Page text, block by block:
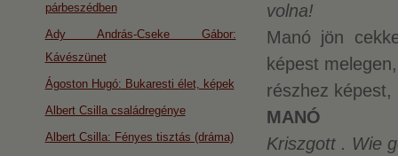
volna!
Manó jön
képest
részhez
MANÓ
Kriszgott . Wie
párbeszédben
Ady András-Cseke Gábor:
Kávészünet
Ágoston Hugó: Bukaresti élet, képek
Albert Csilla családregénye
Albert Csilla: Fényes tisztás (dráma)